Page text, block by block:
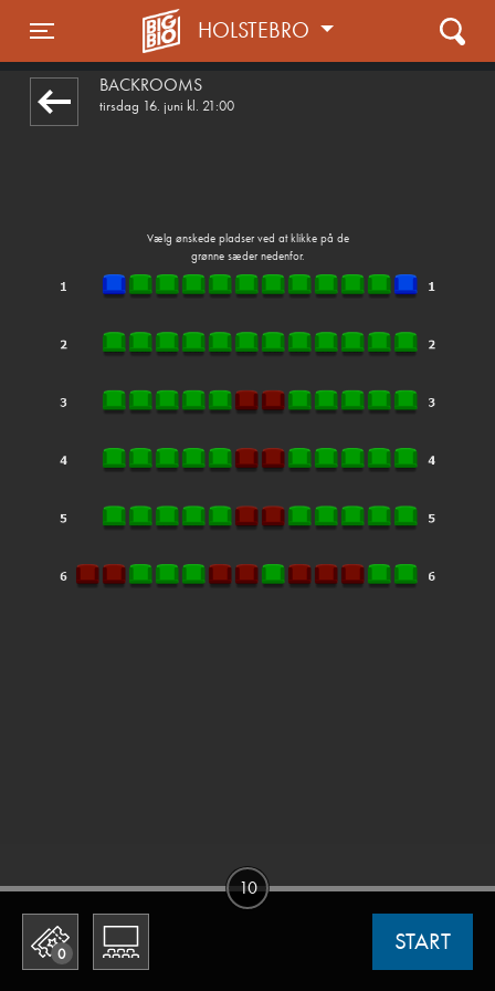
Toggle navigation
HOLSTEBRO
BACKROOMS
tirsdag 16. juni kl. 21:00
Vælg ønskede pladser ved at klikke på de
grønne sæder nedenfor.
0 START
10
front03-cc 072741